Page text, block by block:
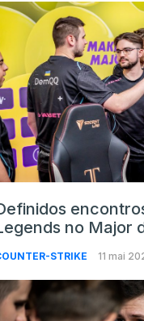
no Major
STRIKE 11 mai